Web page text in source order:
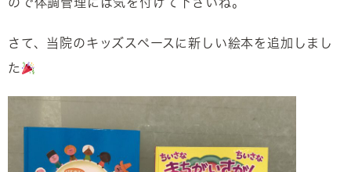
さて、当院のキッズスペースに新しい絵本を追加しまし
た